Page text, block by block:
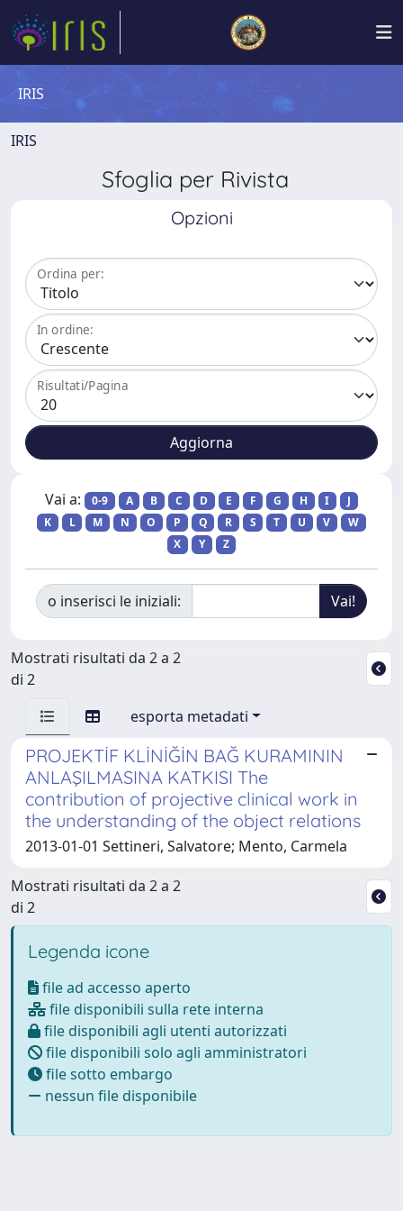
IRIS
IRIS
Sfoglia per Rivista
Opzioni
Ordina per:
In ordine:
Risultati/Pagina
Vai a: 0-9 A B C D E F G H I
J
K
L M N O P Q R S T U V
W
X
Y Z
o inserisci le iniziali:
Mostrati risultati da 2 a 2
di 2
esporta metadati
PROJEKTİF KLİNİĞİN BAĞ KURAMININ
ANLAŞILMASINA KATKISI The
contribution of projective clinical work in
the understanding of the object relations
2013-01-01 Settineri, Salvatore; Mento, Carmela
Mostrati risultati da 2 a 2
di 2
Legenda icone
file ad accesso aperto
file disponibili sulla rete interna
file disponibili agli utenti autorizzati
file disponibili solo agli amministratori
file sotto embargo
nessun file disponibile